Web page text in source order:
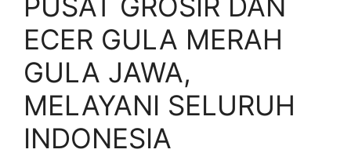
ECER GULA MERAH
GULA JAWA,
MELAYANI SELURUH
INDONESIA